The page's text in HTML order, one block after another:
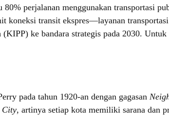
80% perjalanan menggunakan transportasi
transit ekspres—layanan
ke bandara strategis pada 2030.
pada tahun 1920-an dengan gagasan
City, artinya setiap kota memiliki sarana dan